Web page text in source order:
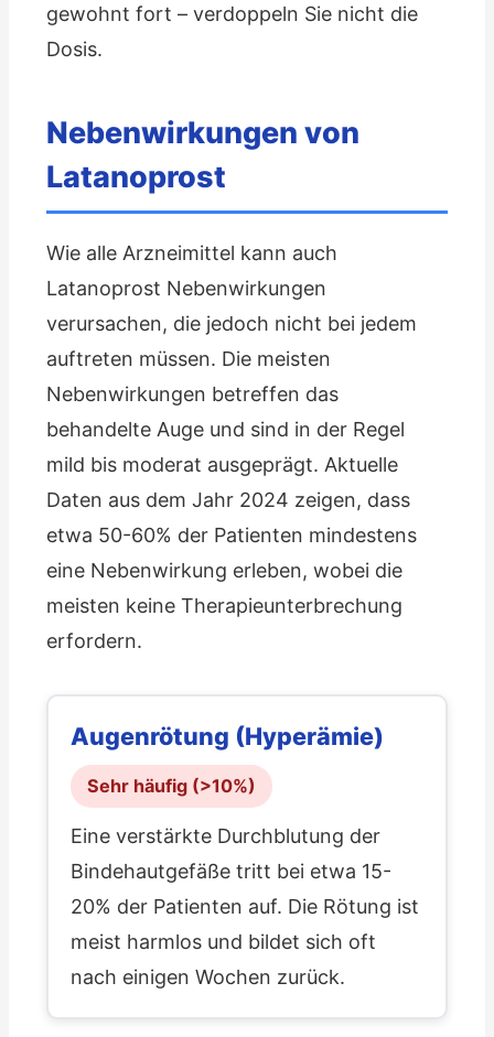
gewohnt fort – verdoppeln Sie nicht die
Dosis.
Nebenwirkungen von
Latanoprost
Wie alle Arzneimittel kann auch
Latanoprost Nebenwirkungen
verursachen, die jedoch nicht bei jedem
auftreten müssen. Die meisten
Nebenwirkungen betreffen das
behandelte Auge und sind in der Regel
mild bis moderat ausgeprägt. Aktuelle
Daten aus dem Jahr 2024 zeigen, dass
etwa 50-60% der Patienten mindestens
eine Nebenwirkung erleben, wobei die
meisten keine Therapieunterbrechung
erfordern.
Augenrötung (Hyperämie)
Sehr häufig (>10%)
Eine verstärkte Durchblutung der
Bindehautgefäße tritt bei etwa 15-
20% der Patienten auf. Die Rötung ist
meist harmlos und bildet sich oft
nach einigen Wochen zurück.